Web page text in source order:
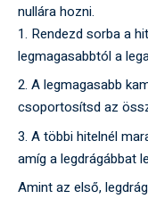
nullára hozni.
Rendezd sorba a
legmagasabbtól a
A legmagasabb
csoportosítsd az
A többi hitelnél
amíg a legdrágábbat
Amint az első,